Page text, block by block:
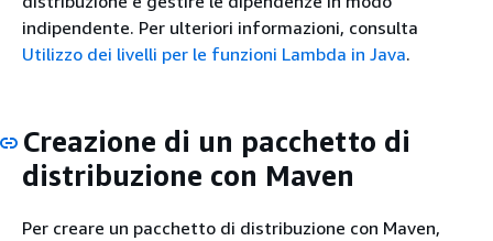
indipendente. Per ulteriori informazioni, consulta
Utilizzo dei livelli per le funzioni Lambda in Java.
Creazione di un pacchetto di
distribuzione con Maven
Per creare un pacchetto di distribuzione con Maven,